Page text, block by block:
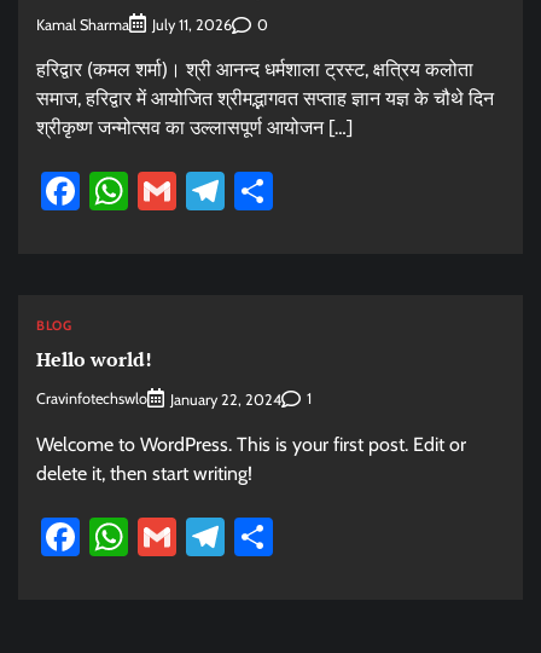
Kamal Sharma July 11, 2026 0
हरिद्वार (कमल शर्मा)। श्री आनन्द धर्मशाला ट्रस्ट, क्षत्रिय कलोता
समाज, हरिद्वार में आयोजित श्रीमद्भागवत सप्ताह ज्ञान यज्ञ के चौथे दिन
श्रीकृष्ण जन्मोत्सव का उल्लासपूर्ण आयोजन […]
Facebook
WhatsApp
GmailTelegram
BLOG
Hello world!
Cravinfotechswlo January 22, 2024 1
Welcome to WordPress. This is your first post. Edit or
delete it, then start writing!
Facebook
WhatsApp
GmailTelegram